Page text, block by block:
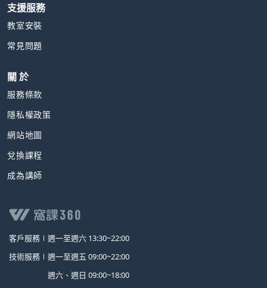
支援服務
教室安裝
常見問題
關 於
服務條款
隱私權政策
網站地圖
兌換課程
成為講師
客戶服務∣ 週一至週六 13:30~22:00
技術服務∣ 週一至週五 09:00~22:00
週六、週日 09:00~18:00